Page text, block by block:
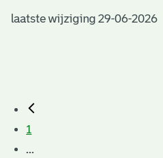
laatste wijziging 29-06-2026
1
...